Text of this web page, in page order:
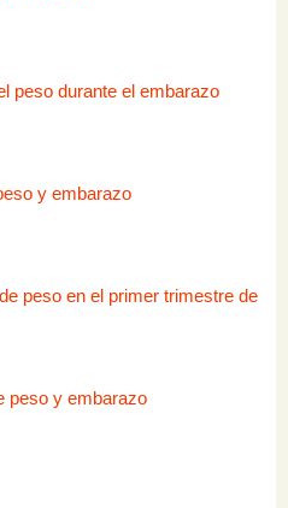
peso durante el embarazo
y embarazo
peso en el primer trimestre de
peso y embarazo